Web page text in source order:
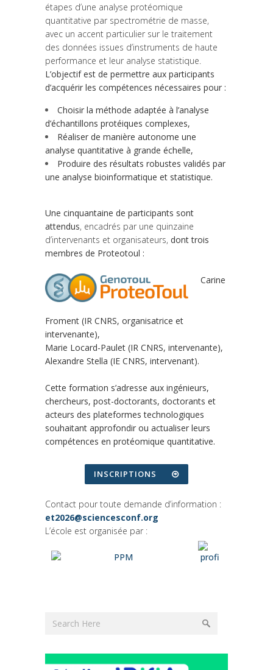
étapes d’une analyse protéomique
quantitative par spectrométrie de masse,
avec un accent particulier sur le traitement
des données issues d’instruments de haute
performance et leur analyse statistique.
L’objectif est de permettre aux participants
d’acquérir les compétences nécessaires pour :
Choisir la méthode adaptée à l’analyse
d’échantillons protéiques complexes,
Réaliser de manière autonome une
analyse quantitative à grande échelle,
Produire des résultats robustes validés par
une analyse bioinformatique et statistique.
Une cinquantaine de participants sont
attendus, encadrés par une quinzaine
d’intervenants et organisateurs, dont trois
membres de Proteotoul :
Carine
Froment (IR CNRS, organisatrice et
intervenante),
Marie Locard-Paulet (IR CNRS, intervenante),
Alexandre Stella (IE CNRS, intervenant).
Cette formation s’adresse aux ingénieurs,
chercheurs, post-doctorants, doctorants et
acteurs des plateformes technologiques
souhaitant approfondir ou actualiser leurs
compétences en protéomique quantitative.
INSCRIPTIONS
Contact pour toute demande d’information :
et2026@sciencesconf.org
L’école est organisée par :